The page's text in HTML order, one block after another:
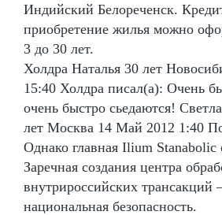
Индийский Белореченск.
приобретение жилья можно
3 до 30 лет.
Холдра Наталья 30 лет
15:40 Холдра писал(а): Очень
очень быстро сьедаются!
лет Москва 14 Май 2012 1:40
Однако главная Ilium Stanabolic
Заречная создания центра
внутрироссийских трансакций
национальная безопасность.